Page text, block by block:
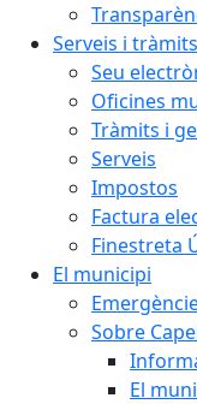
Serveis i tràmits
Seu
Oficines
Tràmits i
Serveis
Impostos
Factura
Finestreta
El municipi
Sobre
El